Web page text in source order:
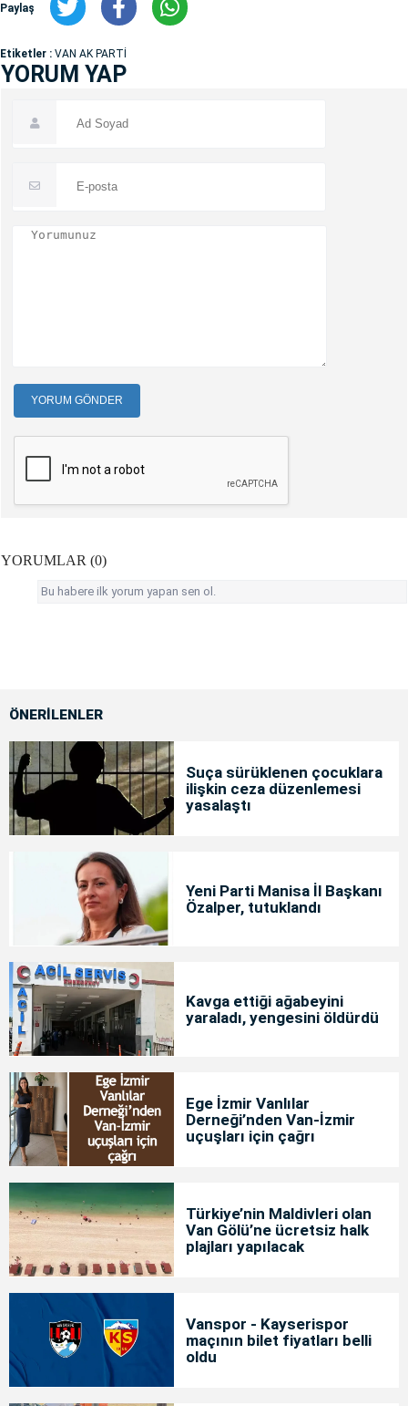
Paylaş
Etiketler : VAN AK PARTİ
YORUM YAP
YORUM GÖNDER
YORUMLAR (0)
Bu habere ilk yorum yapan sen ol.
ÖNERİLENLER
Suça sürüklenen çocuklara
ilişkin ceza düzenlemesi
yasalaştı
Yeni Parti Manisa İl Başkanı
Özalper, tutuklandı
Kavga ettiği ağabeyini
yaraladı, yengesini öldürdü
Ege İzmir Vanlılar
Derneği’nden Van-İzmir
uçuşları için çağrı
Türkiye’nin Maldivleri olan
Van Gölü’ne ücretsiz halk
plajları yapılacak
Vanspor - Kayserispor
maçının bilet fiyatları belli
oldu